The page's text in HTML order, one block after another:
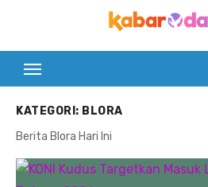
content
KATEGORI: BLORA
Berita Blora Hari Ini